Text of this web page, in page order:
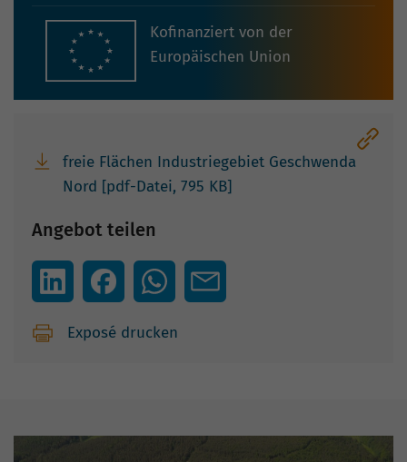
Kofinanziert von der
Europäischen Union
freie Flächen Industriegebiet Geschwenda
Nord [pdf-Datei, 795 KB]
Angebot teilen
Exposé drucken